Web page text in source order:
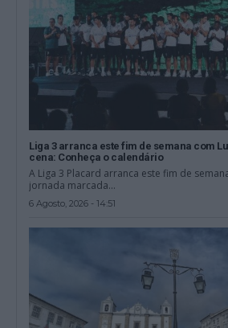
Liga 3 arranca este fim de semana com
cena: Conheça o calendário
A Liga 3 Placard arranca este fim de
jornada marcada...
6 Agosto, 2026 - 14:51